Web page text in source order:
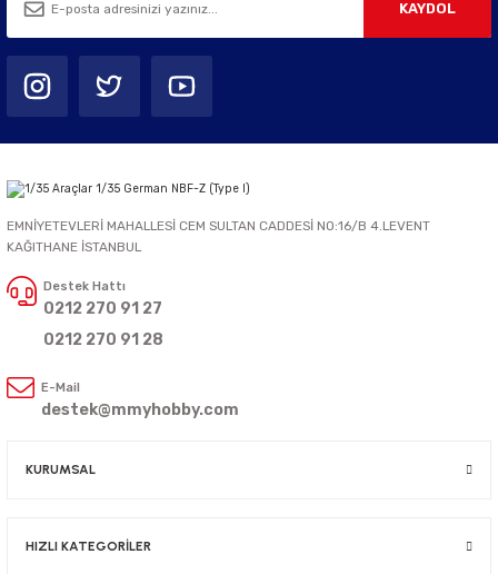
KAYDOL
EMNİYETEVLERİ MAHALLESİ CEM SULTAN CADDESİ NO:16/B 4.LEVENT
KAĞITHANE İSTANBUL
Destek Hattı
0212 270 91 27
0212 270 91 28
E-Mail
destek@mmyhobby.com
KURUMSAL
HIZLI KATEGORİLER